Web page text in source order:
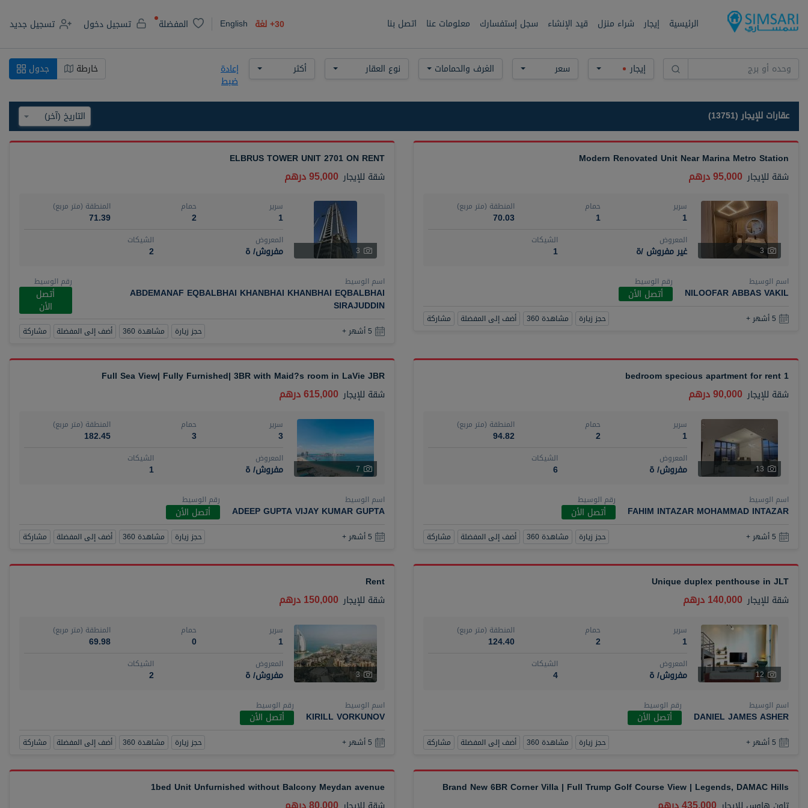
الرئيسية إيجار شراء منزل قيد الإنشاء سجل إستفسارك معلومات عنا اتصل بنا 30+ لغة English المفضلة تسجيل دخول تسجيل جديد
إيجار سعر الغرف والحمامات نوع العقار أكثر إعادة
ضبط
خارطة جدول
عقارات للإيجار (13751)
Modern Renovated Unit Near Marina Metro Station
شقة للإيجار 95,000 درهم
3
سرير
1
حمام
1
المنطقة (متر مربع)
70.03
المعروض
غير مفروش /ة
الشيكات
1
اسم الوسيط
NILOOFAR ABBAS VAKIL
رقم الوسيط
أتصل الأن
5 أشهر + حجز زيارة مشاهدة 360 أضف إلى المفضلة مشاركة
ELBRUS TOWER UNIT 2701 ON RENT
شقة للإيجار 95,000 درهم
3
سرير
1
حمام
2
المنطقة (متر مربع)
71.39
المعروض
مفروش/ ة
الشيكات
2
اسم الوسيط
ABDEMANAF EQBALBHAI KHANBHAI KHANBHAI EQBALBHAI
SIRAJUDDIN
رقم الوسيط
أتصل
الأن
5 أشهر + حجز زيارة مشاهدة 360 أضف إلى المفضلة مشاركة
1 bedroom specious apartment for rent
شقة للإيجار 90,000 درهم
13
سرير
1
حمام
2
المنطقة (متر مربع)
94.82
المعروض
مفروش/ ة
الشيكات
6
اسم الوسيط
FAHIM INTAZAR MOHAMMAD INTAZAR
رقم الوسيط
أتصل الأن
5 أشهر + حجز زيارة مشاهدة 360 أضف إلى المفضلة مشاركة
Full Sea View| Fully Furnished| 3BR with Maid?s room in LaVie JBR
شقة للإيجار 615,000 درهم
7
سرير
3
حمام
3
المنطقة (متر مربع)
182.45
المعروض
مفروش/ ة
الشيكات
1
اسم الوسيط
ADEEP GUPTA VIJAY KUMAR GUPTA
رقم الوسيط
أتصل الأن
5 أشهر + حجز زيارة مشاهدة 360 أضف إلى المفضلة مشاركة
Unique duplex penthouse in JLT
شقة للإيجار 140,000 درهم
12
سرير
1
حمام
2
المنطقة (متر مربع)
124.40
المعروض
مفروش/ ة
الشيكات
4
اسم الوسيط
DANIEL JAMES ASHER
رقم الوسيط
أتصل الأن
5 أشهر + حجز زيارة مشاهدة 360 أضف إلى المفضلة مشاركة
Rent
شقة للإيجار 150,000 درهم
3
سرير
1
حمام
0
المنطقة (متر مربع)
69.98
المعروض
مفروش/ ة
الشيكات
2
اسم الوسيط
KIRILL VORKUNOV
رقم الوسيط
أتصل الأن
5 أشهر + حجز زيارة مشاهدة 360 أضف إلى المفضلة مشاركة
Brand New 6BR Corner Villa | Full Trump Golf Course View | Legends, DAMAC Hills
1bed Unit Unfurnished without Balcony Meydan avenue